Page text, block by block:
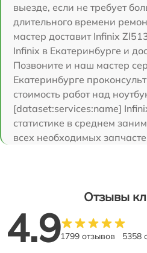
выезде, если не требует
длительного времени
мастер доставит Infinix
Infinix в Екатеринбурге и
Позвоните и наш мастер
Екатеринбурге
стоимость работ над
[dataset:services:name]
статистике в среднем
всех необходимых
Отзывы
4.91799 отзывов 5358